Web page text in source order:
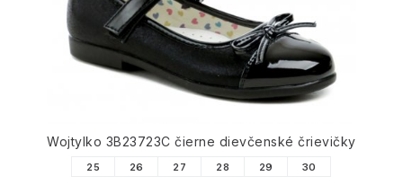
Wojtylko 3B23723C čierne dievčenské črievičky
25 26 27 28 29 30